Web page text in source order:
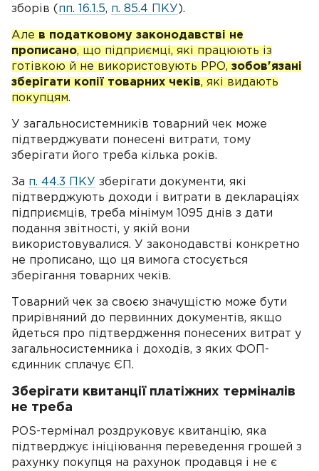
зборів ( пп. 16.1.5, п. 85.4 ПКУ ).
Але в податковому законодавстві не
прописано, що підприємці, які працюють із
готівкою й не використовують РРО, зобов'язані
зберігати копії товарних чеків, які видають
покупцям.
У загальносистемників товарний чек може
підтверджувати понесені витрати, тому
зберігати його треба кілька років.
За п. 44.3 ПКУ зберігати документи, які
підтверджують доходи і витрати в деклараціях
підприємців, треба мінімум 1095 днів з дати
подання звітності, у якій вони
використовувалися. У законодавстві конкретно
не прописано, що ця вимога стосується
зберігання товарних чеків.
Товарний чек за своєю значущістю може бути
прирівняний до первинних документів, якщо
йдеться про підтвердження понесених витрат у
загальносистемника і доходів, з яких ФОП-
єдинник сплачує ЄП.
Зберігати квитанції платіжних терміналів
не треба
POS-термінал роздруковує квитанцію, яка
підтверджує ініціювання переведення грошей з
рахунку покупця на рахунок продавця і не є